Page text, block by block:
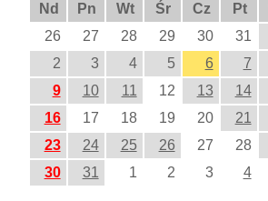
Nd Pn Wt Śr Cz Pt
26
27 28 29 30 31
2
3 4 5 6 7
9
10 11 12 13 14
16
17 18 19 20 21
23
24 25 26 27 28
30
31 1 2 3 4